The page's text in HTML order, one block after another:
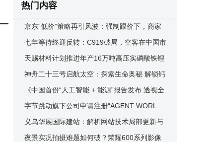
热门内容
京东“低价”策略再引风波：强制跟价下，商家
权益与平台定价权如何平衡？
七年等待终迎反转：C919破局，空客在中国市
场尝到“等待”滋味
天赐材料计划推进年产16万吨高压实磷酸铁锂
项目，前期工作启动总投资或达21亿
神舟二十三号启航太空：探索生命奥秘 解锁钙
钛矿电池空间应用新篇
《中国首份“人工智能 + 能源”报告发布 透视全
球及国内产业新走向》
字节跳动旗下公司申请注册“AGENT WORL
D”商标，AI生态功能受关注
义乌华展国际建站：解析网站技术局部更新与
整体稳定并存的演进路径
夜景实况拍摄难题如何破？荣耀600系列影像